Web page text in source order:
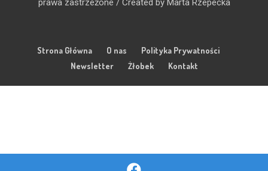
prawa zastrzeżone / Created by Marta Rzepecka
Strona Główna O nas
Polityka Prywatności
Newsletter
Żłobek Kontakt